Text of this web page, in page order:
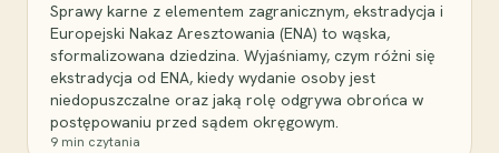
Sprawy karne z elementem zagranicznym, ekstradycja i
Europejski Nakaz Aresztowania (ENA) to wąska,
sformalizowana dziedzina. Wyjaśniamy, czym różni się
ekstradycja od ENA, kiedy wydanie osoby jest
niedopuszczalne oraz jaką rolę odgrywa obrońca w
postępowaniu przed sądem okręgowym.
9 min czytania